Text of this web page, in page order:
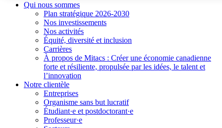
Qui nous sommes
Plan stratégique 2026-2030
Nos investissements
Nos activités
Équité, diversité et inclusion
Carrières
À propos de Mitacs : Créer une économie canadienne
forte et résiliente, propulsée par les idées, le talent et
l’innovation
Notre clientèle
Entreprises
Organisme sans but lucratif
Étudiant·e et postdoctorant·e
Professeur·e